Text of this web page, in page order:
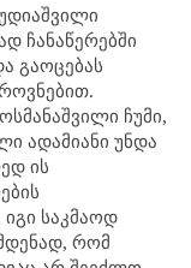
ჩანაწერებში
გაოცებას
ჩუმი,
ადამიანი უნდა
ის
იგი საკმაოდ
რომ